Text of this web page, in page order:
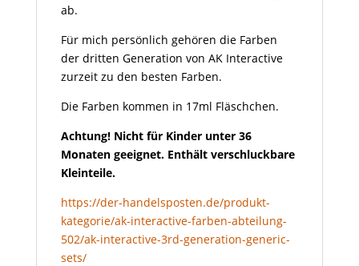
ab.
Für mich persönlich gehören die Farben
der dritten Generation von AK Interactive
zurzeit zu den besten Farben.
Die Farben kommen in 17ml Fläschchen.
Achtung! Nicht für Kinder unter 36
Monaten geeignet. Enthält verschluckbare
Kleinteile.
https://der-handelsposten.de/produkt-
kategorie/ak-interactive-farben-abteilung-
502/ak-interactive-3rd-generation-generic-
sets/